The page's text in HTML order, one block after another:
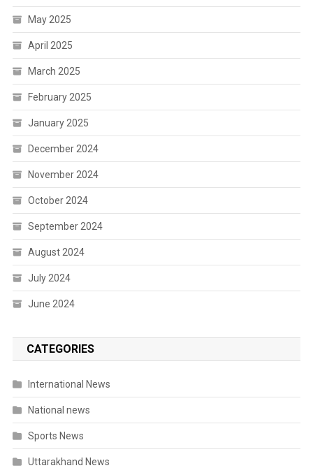
May 2025
April 2025
March 2025
February 2025
January 2025
December 2024
November 2024
October 2024
September 2024
August 2024
July 2024
June 2024
CATEGORIES
International News
National news
Sports News
Uttarakhand News